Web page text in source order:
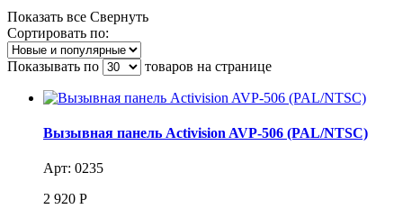
Показать все Свернуть
Сортировать по:
Показывать по товаров на странице
Вызывная панель Activision AVP-506 (PAL/NTSC)
Арт: 0235
2 920 Р